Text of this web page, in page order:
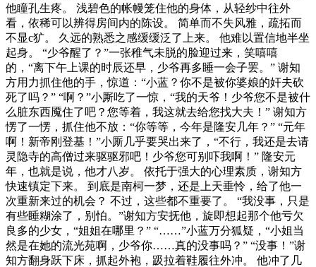
他瞳孔生疼。 浅碧色的帐幔笼住他的身体，从轻纱中往外
看，依稀可以辨得房间内的陈设。 简单而不失风雅，疏拓而
不显c犷。 久远的熟悉之感缓缓泛了上来。 他难以置信地半坐
起身。 “少爷醒了？”一张稚气未脱的脸迎过来，笑嘻嘻
的，“离下午上课的时辰还早，少爷再多睡一会子罢。” 谢知
方用力抓住他的手，惊道：“小蓝？你不是被你婆娘的奸夫砍
死了吗？” “啊？”小厮吃了一惊，“我的天爷！少爷您不是被什
么脏东西魇住了吧？您等着，我这就去给您找大夫！” 谢知方
愣了一愣，抓住他不放：“你等等，今年是隆安几年？” “元年
啊！新帝刚登基！”小厮几乎要哭出来了，“不行，我还是去请
灵隐寺的高僧过来驱驱邪吧！少爷您可别吓我啊！” 隆安元
年，也就是说，他才八岁。 依托于强大的心理素质，谢知方
快速镇定下来。 到底是南柯一梦，还是上天垂怜，给了他一
次重新来过的机会？ 不过，这些都不重要了。 “我没事，只是
有些睡糊涂了，别怕。”谢知方安抚他，旋即想起那个他亏欠
良多的少女，“姐姐在哪里？” “……”小蓝万分狐疑，“小姐当
然是在她的流光苑啊，少爷你……真的没事吗？” “没事！”谢
知方翻身跃下床，抓起外袍，趿拉着鞋履往外冲。 他冲了几